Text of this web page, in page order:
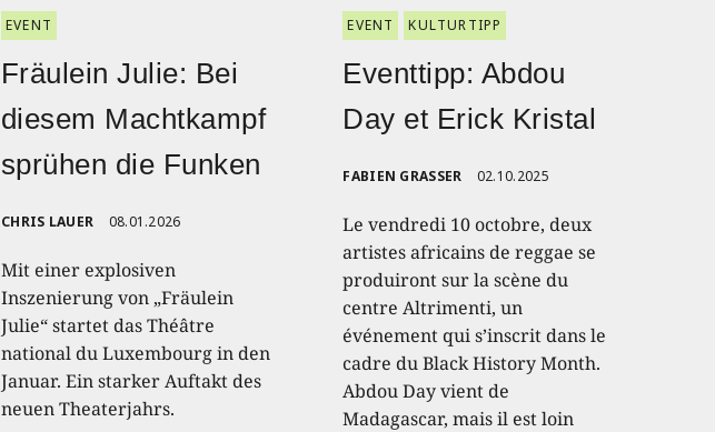
EVENT
Fräulein Julie: Bei
diesem Machtkampf
sprühen die Funken
CHRIS LAUER 08.01.2026
Mit einer explosiven
Inszenierung von „Fräulein
Julie“ startet das Théâtre
national du Luxembourg in den
Januar. Ein starker Auftakt des
neuen Theaterjahrs.
EVENT KULTURTIPP
Eventtipp: Abdou
Day et Erick Kristal
FABIEN GRASSER 02.10.2025
Le vendredi 10 octobre, deux
artistes africains de reggae se
produiront sur la scène du
centre Altrimenti, un
événement qui s’inscrit dans le
cadre du Black History Month.
Abdou Day vient de
Madagascar, mais il est loin